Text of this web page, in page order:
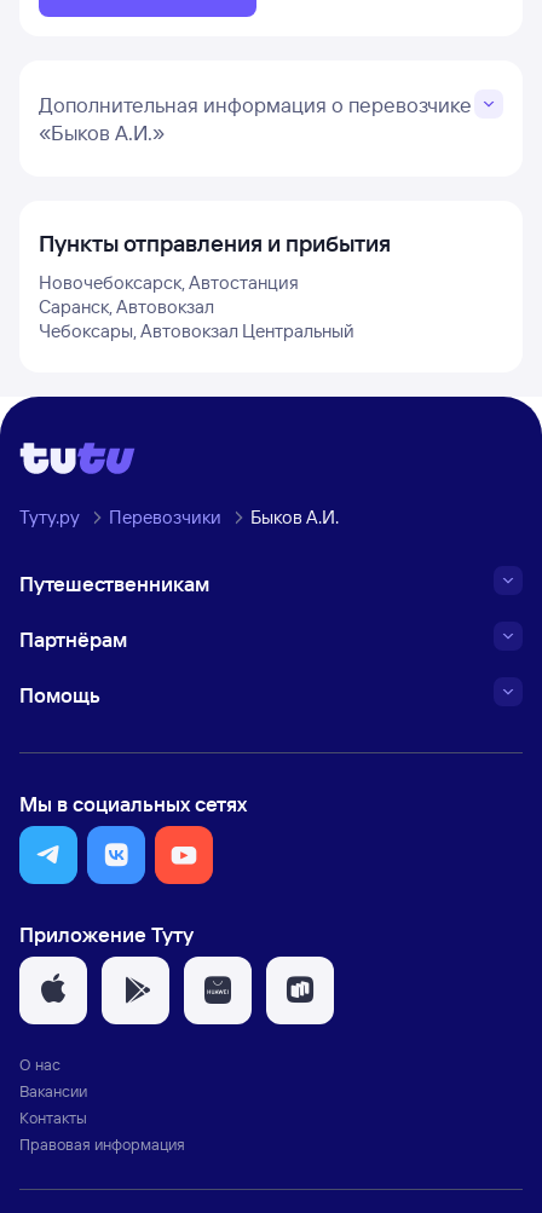
Дополнительная информация о перевозчике
«Быков А.И.»
Пункты отправления и прибытия
Новочебоксарск, Автостанция
Саранск, Автовокзал
Чебоксары, Автовокзал Центральный
Туту.ру Перевозчики Быков А.И.
Путешественникам
Партнёрам
Помощь
Мы в социальных сетях
Приложение Туту
О нас
Вакансии
Контакты
Правовая информация